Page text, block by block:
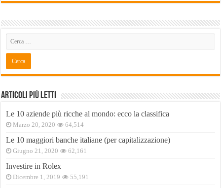
Articoli Più Letti
Le 10 aziende più ricche al mondo: ecco la classifica
Marzo 20, 2020 64,514
Le 10 maggiori banche italiane (per capitalizzazione)
Giugno 21, 2020 62,161
Investire in Rolex
Dicembre 1, 2019 55,191